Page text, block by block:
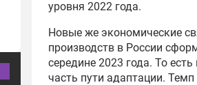
уровня 2022 года.
Новые же экономические
производств в России
середине 2023 года. То
часть пути адаптации.